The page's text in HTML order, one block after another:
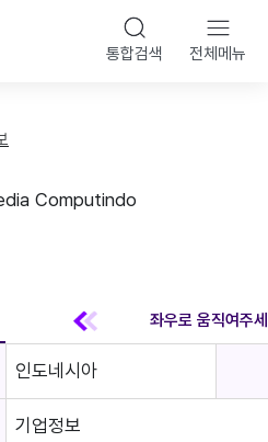
통합검색 전체메뉴
Computindo
인도네시아
기업정보